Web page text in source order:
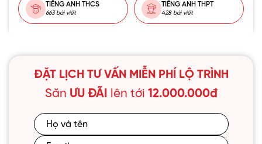
TIẾNG ANH THCS
663 bài viết
TIẾNG ANH THPT
428 bài viết
ĐẶT LỊCH TƯ VẤN MIỄN PHÍ LỘ TRÌNH
Săn ƯU ĐÃI lên tới 12.000.000đ